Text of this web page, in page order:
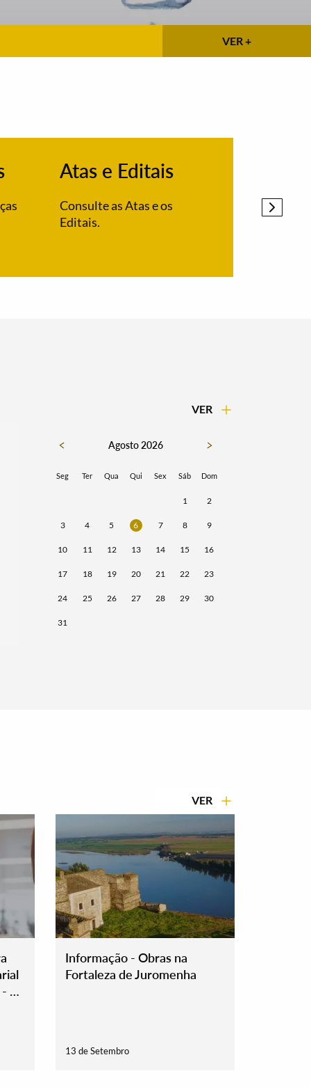
VER +
Atas e Editais
Consulte as Atas e os
Editais.
VER
Agosto 2026
Seg Ter Qua Qui Sex Sáb Dom
1 2
3 4 5 6 7 8 9
10 11 12 13 14 15 16
17 18 19 20 21 22 23
24 25 26 27 28 29 30
31
VER
11
Informação - Obras na
Fortaleza de Juromenha
13 de Setembro